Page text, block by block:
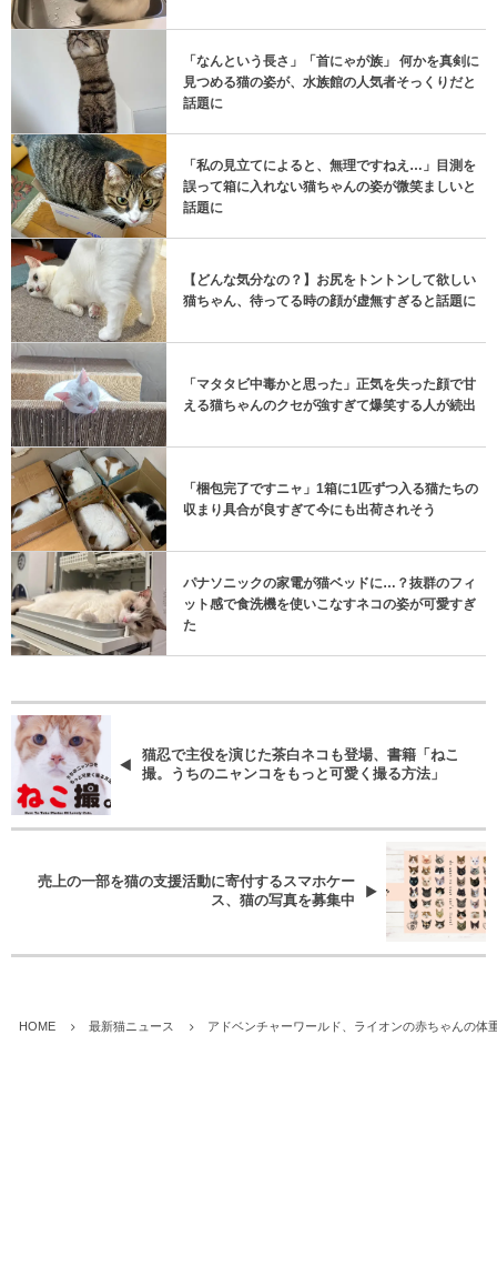
「なんという長さ」「首にゃが族」 何かを真剣に
見つめる猫の姿が、水族館の人気者そっくりだと
話題に
「私の見立てによると、無理ですねえ…」目測を
誤って箱に入れない猫ちゃんの姿が微笑ましいと
話題に
【どんな気分なの？】お尻をトントンして欲しい
猫ちゃん、待ってる時の顔が虚無すぎると話題に
「マタタビ中毒かと思った」正気を失った顔で甘
える猫ちゃんのクセが強すぎて爆笑する人が続出
「梱包完了ですニャ」1箱に1匹ずつ入る猫たちの
収まり具合が良すぎて今にも出荷されそう
パナソニックの家電が猫ベッドに…？抜群のフィ
ット感で食洗機を使いこなすネコの姿が可愛すぎ
た
猫忍で主役を演じた茶白ネコも登場、書籍「ねこ
撮。うちのニャンコをもっと可愛く撮る方法」
売上の一部を猫の支援活動に寄付するスマホケー
ス、猫の写真を募集中
HOME 最新猫ニュース アドベンチャーワールド、ライオンの赤ちゃんの体